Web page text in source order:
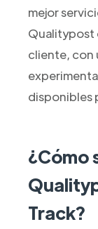
mejor
Qualitypost
cliente, con
disponibles
¿Cómo
Track?